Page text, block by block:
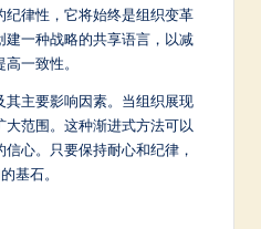
律性，它将始终是组织变革
一种战略的共享语言，以减
一致性。
其主要影响因素。当组织展现
范围。这种渐进式方法可以
心。只要保持耐心和纪律，
基石。